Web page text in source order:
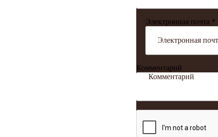
Электронная почта *
Комментарий